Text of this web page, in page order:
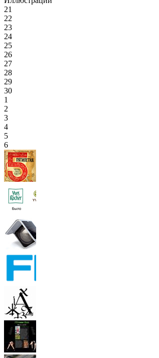
21
22
23
24
25
26
27
28
29
30
1
2
3
4
5
6